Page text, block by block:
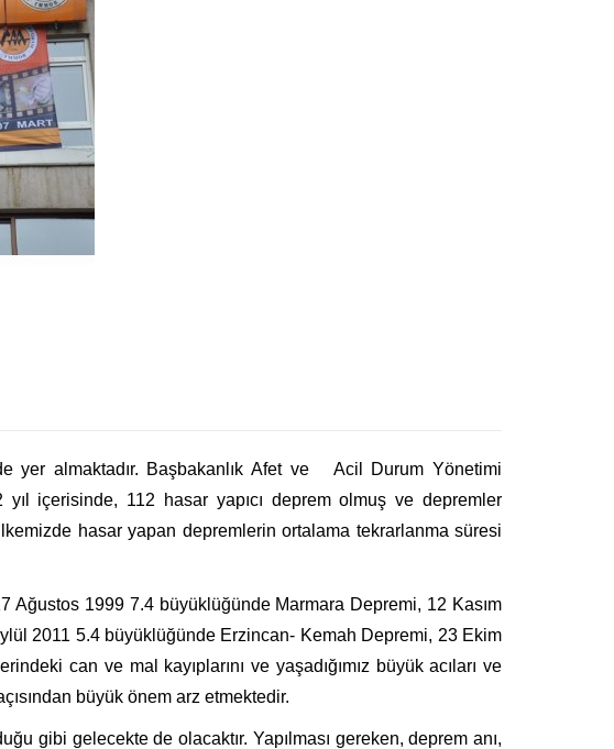
yer almaktadır. Başbakanlık Afet ve Acil Durum Yönetimi
yıl içerisinde, 112 hasar yapıcı deprem olmuş ve depremler
hasar yapan depremlerin ortalama tekrarlanma süresi
Ağustos 1999 7.4 büyüklüğünde Marmara Depremi, 12 Kasım
2011 5.4 büyüklüğünde Erzincan- Kemah Depremi, 23 Ekim
can ve mal kayıplarını ve yaşadığımız büyük acıları ve
büyük önem arz etmektedir.
gibi gelecekte de olacaktır. Yapılması gereken, deprem anı,